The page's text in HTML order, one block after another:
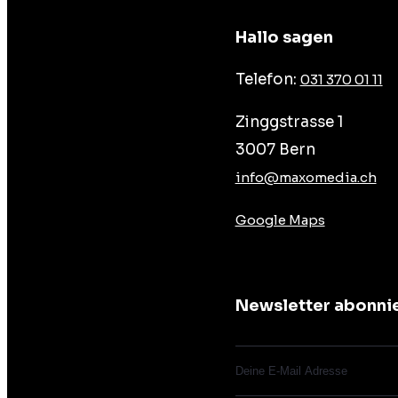
Hallo sagen
Telefon: 031 370 01 11
Zinggstrasse 1
3007 Bern
info@maxomedia.ch
Google Maps
Newsletter